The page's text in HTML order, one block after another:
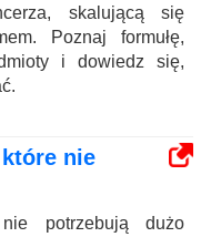
skalującą się
Poznaj formułę,
i dowiedz się,
nie
potrzebują dużo